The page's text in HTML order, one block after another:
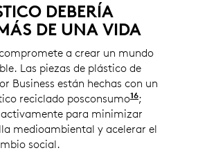
DEBERÍA
DE UNA VIDA
a crear un mundo
Las piezas de plástico de
Business están hechas con un
reciclado posconsumo16Excluye el
;
para minimizar
medioambiental y acelerar el
social.